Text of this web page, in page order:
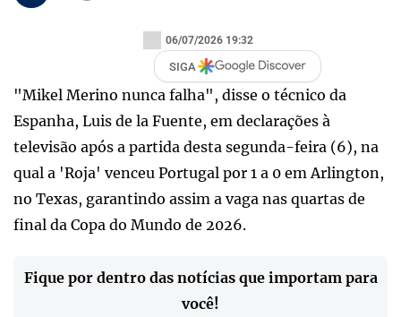
06/07/2026 19:32
SIGA
"Mikel Merino nunca falha", disse o técnico da
Espanha, Luis de la Fuente, em declarações à
televisão após a partida desta segunda-feira (6), na
qual a 'Roja' venceu Portugal por 1 a 0 em Arlington,
no Texas, garantindo assim a vaga nas quartas de
final da Copa do Mundo de 2026.
Fique por dentro das notícias que importam para
você!